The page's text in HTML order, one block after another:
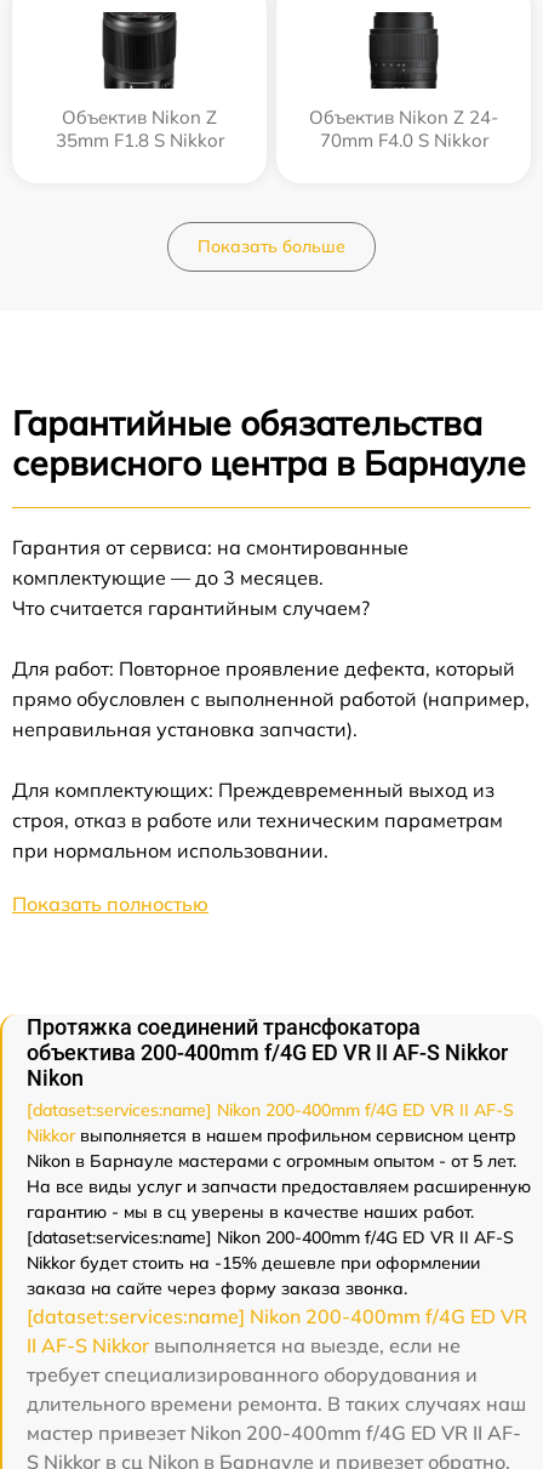
Объектив Nikon Z
35mm F1.8 S Nikkor
Объектив Nikon Z 24-
70mm F4.0 S Nikkor
Показать больше
Гарантийные обязательства
сервисного центра в Барнауле
Гарантия от сервиса: на смонтированные
комплектующие — до 3 месяцев.
Что считается гарантийным случаем?
Для работ: Повторное проявление дефекта, который
прямо обусловлен с выполненной работой (например,
неправильная установка запчасти).
Для комплектующих: Преждевременный выход из
строя, отказ в работе или техническим параметрам
при нормальном использовании.
Показать полностью
Протяжка соединений трансфокатора
объектива 200-400mm f/4G ED VR II AF-S Nikkor
Nikon
[dataset:services:name] Nikon 200-400mm f/4G ED VR II AF-S
Nikkorвыполняется в нашем профильном сервисном центр
Nikon в Барнауле мастерами с огромным опытом - от 5 лет.
На все виды услуг и запчасти предоставляем расширенную
гарантию - мы в сц уверены в качестве наших работ.
[dataset:services:name] Nikon 200-400mm f/4G ED VR II AF-S
Nikkor будет стоить на -15% дешевле при оформлении
заказа на сайте через форму заказа звонка.
[dataset:services:name] Nikon 200-400mm f/4G ED VR
II AF-S Nikkor выполняется на выезде, если не
требует специализированного оборудования и
длительного времени ремонта. В таких случаях наш
мастер привезет Nikon 200-400mm f/4G ED VR II AF-
S Nikkor в сц Nikon в Барнауле и привезет обратно.